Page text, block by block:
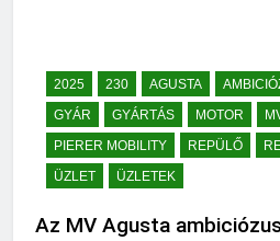
2025 230 AGUSTA
GYÁR
GYÁRTÁS MOTOR
PIERER MOBILITY
REPÜLŐ
ÜZLET
ÜZLETEK
Az MV Agusta